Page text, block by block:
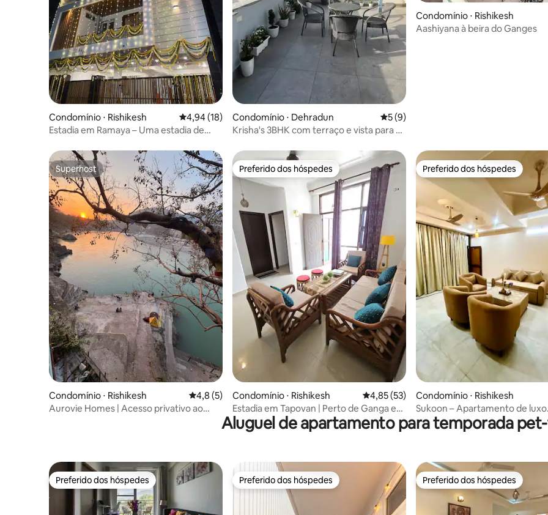
Condomínio ⋅ Rishikesh 4,94 de uma avaliação média de 5, 18 avaliações
4,94 (18)
Estadia em Ramaya – Uma estadia de
Condomínio ⋅ Dehradun 5 de uma avaliação média de 5, 9
5 (9)
Krisha's 3BHK com terraço e vista para a
Condomínio ⋅ Rishikesh
Aashiyana à beira do Ganges
Superhost
Superhost
Condomínio ⋅ Rishikesh 4,8 de uma avaliação média de 5, 5 avaliações
4,8 (5)
Aurovie Homes | Acesso privativo ao
Preferido dos hóspedes
Preferido dos hóspedes
Condomínio ⋅ Rishikesh 4,85 de uma avaliação média de 5, 53
4,85 (53)
Estadia em Tapovan | Perto de Ganga e
Cafés| Jabula Getaways
Preferido dos hóspedes
Preferido dos hóspedes
Condomínio ⋅ Rishikesh
Sukoon – Apartamento de luxo
aconchegante com 2 quartos,
cozinha perto de Triveni Ghat
Aluguel de apartamento para temporada
Preferido dos hóspedes
Preferido dos hóspedes Preferido dos hóspedes
Preferido dos hóspedes Preferido dos hóspedes
Preferido dos hóspedes